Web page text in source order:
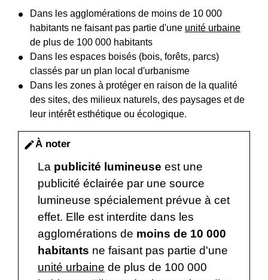
Dans les agglomérations de moins de 10 000
habitants ne faisant pas partie d'une unité urbaine
de plus de 100 000 habitants
Dans les espaces boisés (bois, forêts, parcs)
classés par un plan local d'urbanisme
Dans les zones à protéger en raison de la qualité
des sites, des milieux naturels, des paysages et de
leur intérêt esthétique ou écologique.
editÀ noter
La publicité lumineuse est une
publicité éclairée par une source
lumineuse spécialement prévue à cet
effet. Elle est interdite dans les
agglomérations de moins de 10 000
habitants ne faisant pas partie d'une
unité urbaine de plus de 100 000